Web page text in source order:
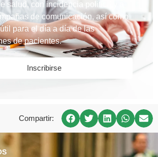
salud, con incidencia política y a
de comunicación, así como
para el día a día de las
de pacientes.
Inscribirse
Compartir: